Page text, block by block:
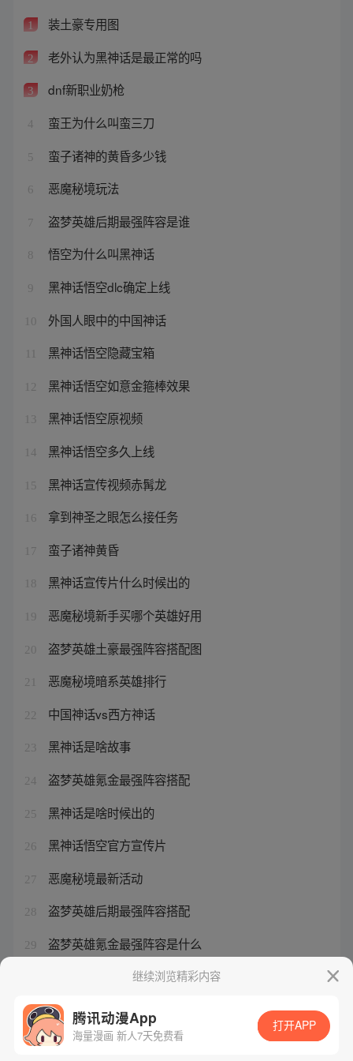
1 装土豪专用图
2 老外认为黑神话是最正常的吗
3 dnf新职业奶枪
4 蛮王为什么叫蛮三刀
5 蛮子诸神的黄昏多少钱
6 恶魔秘境玩法
7 盗梦英雄后期最强阵容是谁
8 悟空为什么叫黑神话
9 黑神话悟空dlc确定上线
10 外国人眼中的中国神话
黑神话悟空隐藏宝箱
12 黑神话悟空如意金箍棒效果
13 黑神话悟空原视频
14 黑神话悟空多久上线
15 黑神话宣传视频赤髯龙
16 拿到神圣之眼怎么接任务
17 蛮子诸神黄昏
18 黑神话宣传片什么时候出的
19 恶魔秘境新手买哪个英雄好用
20 盗梦英雄土豪最强阵容搭配图
21 恶魔秘境暗系英雄排行
22 中国神话vs西方神话
23 黑神话是啥故事
24 盗梦英雄氪金最强阵容搭配
25 黑神话是啥时候出的
26 黑神话悟空官方宣传片
27 恶魔秘境最新活动
28 盗梦英雄后期最强阵容搭配
29 盗梦英雄氪金最强阵容是什么
为什么骂黑神话悟空继续浏览精彩内容
腾讯动漫App
海量漫画 新人7天免费看
打开APP